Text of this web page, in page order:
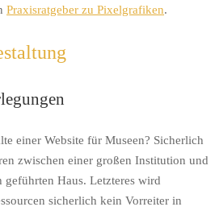
Praxisratgeber zu Pixelgrafiken.
einer Website für Museen? Sicherlich
zwischen einer großen Institution und
Haus. Letzteres wird
sicherlich kein Vorreiter in